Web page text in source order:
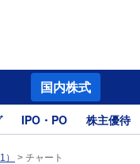
国内株式
IPO・PO 株主優待
> チャート